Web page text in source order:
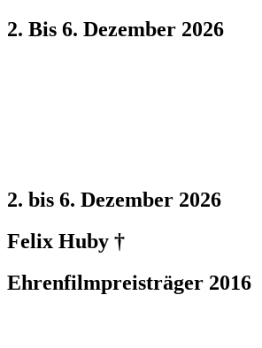
2. Bis 6. Dezember 2026
2. bis 6. Dezember 2026
Felix Huby †
Ehrenfilmpreisträger 2016